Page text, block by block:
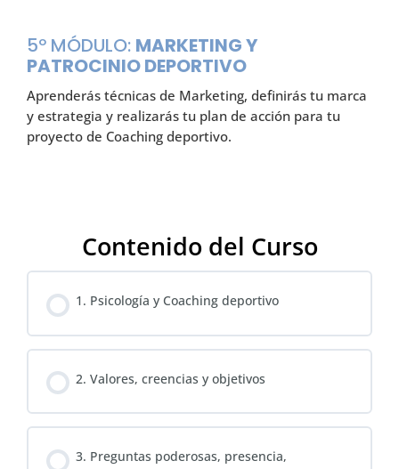
5º MÓDULO: MARKETING Y
PATROCINIO DEPORTIVO
Aprenderás técnicas de Marketing, definirás tu marca
y estrategia y realizarás tu plan de acción para tu
proyecto de Coaching deportivo.
Contenido del Curso
1. Psicología y Coaching deportivo
2. Valores, creencias y objetivos
3. Preguntas poderosas, presencia,